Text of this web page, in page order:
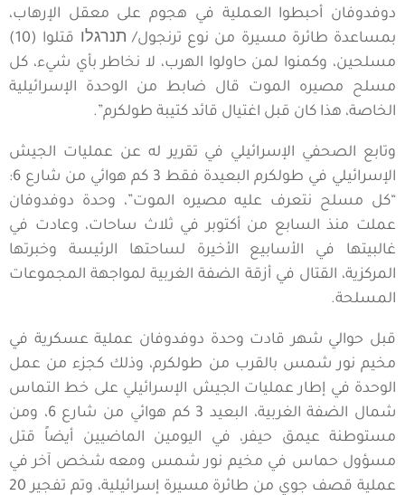
دوفدوفان أحبطوا العملية في هجوم على معقل الإرهاب،
بمساعدة طائرة مسيرة من نوع ترنجول/ תנרגלו قتلوا (10)
مسلحين، وكمنوا لمن حاولوا الهرب، لا نخاطر بأي شيء، كل
مسلح مصيره الموت قال ضابط من الوحدة الإسرائيلية
الخاصة، هذا كان قبل اغتيال قائد كتيبة طولكرم”.
وتابع الصحفي الإسرائيلي في تقرير له عن عمليات الجيش
الإسرائيلي في طولكرم البعيدة فقط 3 كم هوائي من شارع 6:
“كل مسلح نتعرف عليه مصيره الموت”، وحدة دوفدوفان
عملت منذ السابع من أكتوبر في ثلاث ساحات، وعادت في
غالبيتها في الأسابيع الأخيرة لساحتها الرئيسة وخبرتها
المركزية، القتال في أزقة الضفة الغربية لمواجهة المجموعات
المسلحة.
قبل حوالي شهر قادت وحدة دوفدوفان عملية عسكرية في
مخيم نور شمس بالقرب من طولكرم، وذلك كجزء من عمل
الوحدة في إطار عمليات الجيش الإسرائيلي على خط التماس
شمال الضفة الغربية، البعيد 3 كم هوائي من شارع 6، ومن
مستوطنة عيمق حيفر، في اليومين الماضيين أيضاً قتل
مسؤول حماس في مخيم نور شمس ومعه شخص آخر في
عملية قصف جوي من طائرة مسيرة إسرائيلية، وتم تفجير 20